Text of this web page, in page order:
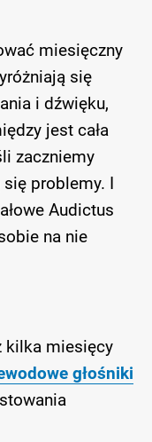
miesięczny
się
i dźwięku,
jest cała
zaczniemy
problemy. I
Audictus
na nie
kilka miesięcy
głośniki